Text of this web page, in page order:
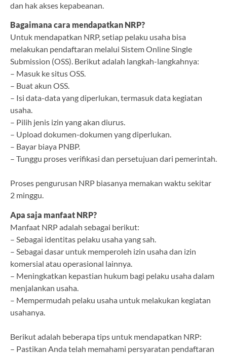
dan hak akses kepabeanan.
Bagaimana cara mendapatkan NRP?
Untuk mendapatkan NRP, setiap pelaku usaha bisa
melakukan pendaftaran melalui Sistem Online Single
Submission (OSS). Berikut adalah langkah-langkahnya:
– Masuk ke situs OSS.
– Buat akun OSS.
– Isi data-data yang diperlukan, termasuk data kegiatan
usaha.
– Pilih jenis izin yang akan diurus.
– Upload dokumen-dokumen yang diperlukan.
– Bayar biaya PNBP.
– Tunggu proses verifikasi dan persetujuan dari pemerintah.
Proses pengurusan NRP biasanya memakan waktu sekitar
2 minggu.
Apa saja manfaat NRP?
Manfaat NRP adalah sebagai berikut:
– Sebagai identitas pelaku usaha yang sah.
– Sebagai dasar untuk memperoleh izin usaha dan izin
komersial atau operasional lainnya.
– Meningkatkan kepastian hukum bagi pelaku usaha dalam
menjalankan usaha.
– Mempermudah pelaku usaha untuk melakukan kegiatan
usahanya.
Berikut adalah beberapa tips untuk mendapatkan NRP:
– Pastikan Anda telah memahami persyaratan pendaftaran